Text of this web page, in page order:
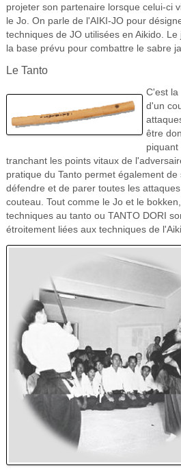
projeter son partenaire lorsque celui-ci
le Jo. On parle de l'AIKI-JO pour
techniques de JO utilisées en Aikido. Le
la base prévu pour combattre le sabre
Le Tanto
C'est la
d'un
être
piquant
tranchant les points vitaux de
pratique du Tanto permet également de
défendre et de parer toutes les
couteau. Tout comme le Jo et le
techniques au tanto ou TANTO DORI
étroitement liées aux techniques de